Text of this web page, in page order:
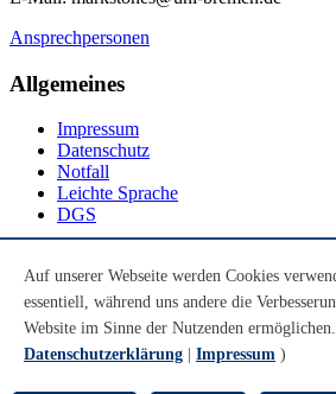
Ansprechpersonen
Allgemeines
Impressum
Datenschutz
Notfall
Leichte Sprache
DGS
Youtube
Instagram
LinkedIn
Auf unserer Webseite werden Cookies
essentiell, während uns andere die
Website im Sinne der Nutzenden
Datenschutzerklärung
Impressum )